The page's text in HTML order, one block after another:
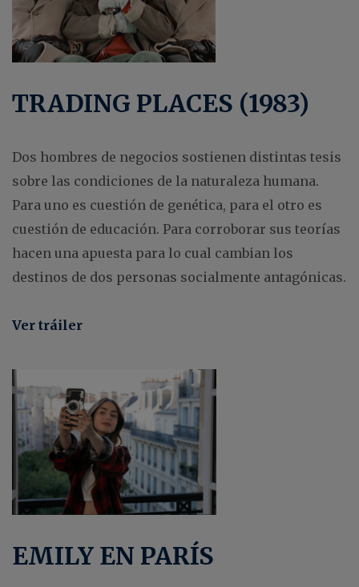
TRADING PLACES (1983)
Dos hombres de negocios sostienen distintas tesis
sobre las condiciones de la naturaleza humana.
Para uno es cuestión de genética, para el otro es
cuestión de educación. Para corroborar sus teorías
hacen una apuesta para lo cual cambian los
destinos de dos personas socialmente antagónicas.
Ver tráiler
EMILY EN PARÍS